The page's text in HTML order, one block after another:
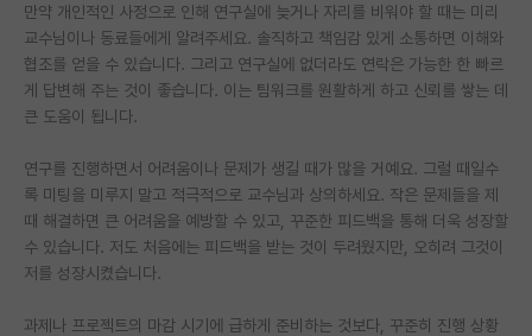
취업 게시판
임용 후기 게시판
PI 전용 게시판
인문사회 계열 게시판
특수/전문대학원 게시판
반도체/AI 게시판
장학금/장학생 게시판
만약 개인적인 사정으로 인해 연구실에 늦거나 자리를 비워야 할 때는 미리
교수님이나 동료들에게 알려주세요. 솔직하고 책임감 있게 소통하면 이해와
협조를 얻을 수 있습니다. 그리고 연구실에 없더라도 연락은 가능한 한 빠르
게 답변해 주는 것이 좋습니다. 이는 팀워크를 원활하게 하고 신뢰를 쌓는 데
큰 도움이 됩니다.
연구를 진행하면서 어려움이나 문제가 생길 때가 많을 거예요. 그럴 때일수
록 미팅을 미루지 말고 적극적으로 교수님과 상의하세요. 작은 문제들을 제
때 해결하면 큰 어려움을 예방할 수 있고, 꾸준한 피드백을 통해 더욱 성장할
수 있습니다. 저도 처음에는 피드백을 받는 것이 두려웠지만, 오히려 그것이
저를 성장시켰습니다.
과제나 프로젝트의 마감 시기에 급하게 준비하는 것보다, 꾸준히 진행 상황